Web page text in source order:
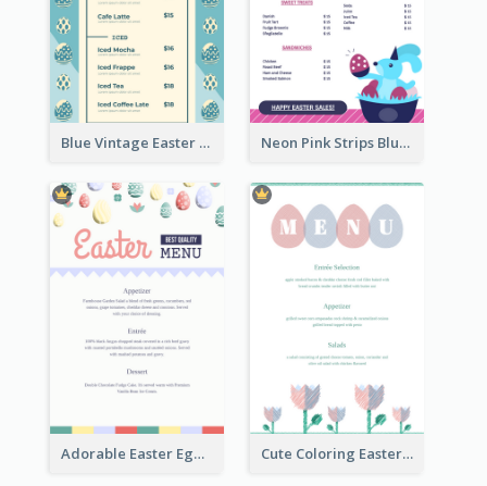
Blue Vintage Easter Egg Menu Design Template Neon Pink Strips Blue Bunny Discount Menu Design
Adorable Easter Egg Theme Menu Design Template Cute Coloring Easter Egg Menu Design Ideas